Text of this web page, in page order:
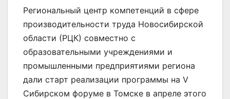
Региональный центр компетенций в сфере
производительности труда Новосибирской
области (РЦК) совместно с
образовательными учреждениями и
промышленными предприятиями региона
дали старт реализации программы на V
Сибирском форуме в Томске в апреле этого